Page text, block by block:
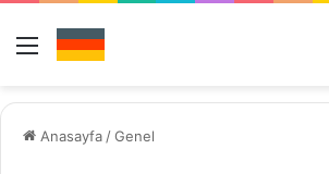
Menü
Anasayfa /Genel